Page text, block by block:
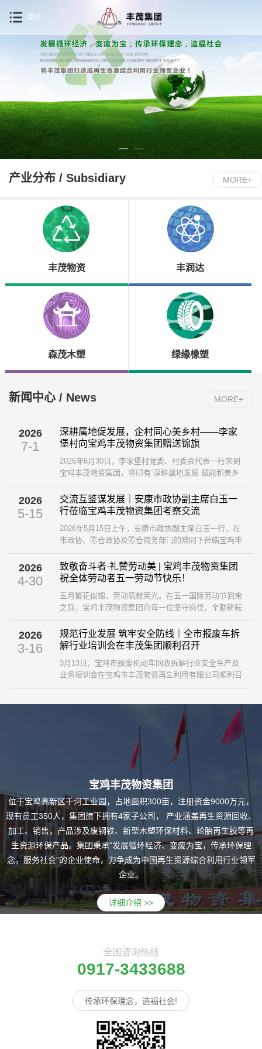
菜单
MORE+
产业分布 / Subsidiary
丰茂物资 丰润达
森茂木塑 绿缘橡塑
MORE+
新闻中心 / News
2026
7-1
深耕属地促发展，企村同心美乡村——李家
堡村向宝鸡丰茂物资集团赠送锦旗
2026年6月30日，李家堡村党委、村委会代表一行来到
宝鸡丰茂物资集团，将印有“深耕属地发展 赋能和美乡
村”的鲜红锦旗送到集团，以此感谢企业长久以来扎根地
方、助力乡村建设的暖心举措。 ...
2026
5-15
交流互鉴谋发展｜安康市政协副主席白玉一
行莅临宝鸡丰茂物资集团考察交流
2026年5月15日上午，安康市政协副主席白玉一行，在
市政协、陈仓政协及陈仓商务部门的陪同下莅临宝鸡丰
茂物资集团，开展再生资源产业发展学习考察交流活
动。集团副董事长王涛、总经理贾伟携集团领导班子成
员及部门负责人全程陪同参访。 ...
2026
4-30
致敬奋斗者·礼赞劳动美 | 宝鸡丰茂物资集团
祝全体劳动者五一劳动节快乐！
五月繁花似锦，劳动筑就荣光。在五一国际劳动节到来
之际，宝鸡丰茂物资集团向每一位坚守岗位、辛勤耕耘
的劳动者，致以最诚挚的节日问候与最崇高的敬意！ ...
2026
3-16
规范行业发展 筑牢安全防线｜全市报废车拆
解行业培训会在丰茂集团顺利召开
3月13日，宝鸡市报废机动车回收拆解行业安全生产及
业务培训会在宝鸡市丰茂物资再生利用有限公司顺利召
开。本次会议由市商务局组织，聚焦行业安全监管、规
资质企业负责人及安全、业务骨干参会，市消防救援支
队、市车管所、市级安全生产专家莅临指导。 ...
宝鸡丰茂物资集团
位于宝鸡高新区千河工业园，占地面积300亩，注册资金9000万元，
现有员工350人，集团旗下拥有4家子公司， 产业涵盖再生资源回收、
加工、销售，产品涉及废钢铁、新型木塑环保材料、轮胎再生胶等再
生资源环保产品。集团秉承“发展循环经济、变废为宝，传承环保理
念，服务社会”的企业使命，力争成为中国再生资源综合利用行业领军
企业。
详细介绍 >>
全国咨询热线
0917-3433688
传承环保理念，造福社会!